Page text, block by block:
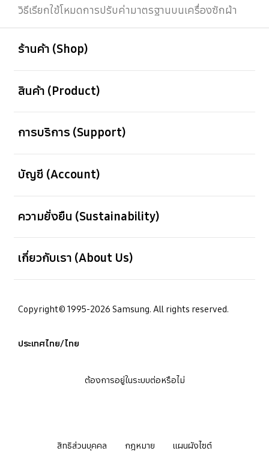
วิธีเรียกใช้โหมดการปรับค่ามาตรฐานบนเครื่องซักผ้า
ร้านค้า (Shop)
สินค้า (Product)
การบริการ (Support)
บัญชี (Account)
ความยั่งยืน (Sustainability)
เกี่ยวกับเรา (About Us)
Copyright© 1995-2026 Samsung. All rights reserved.
ประเทศไทย/ไทย
สิทธิส่วนบุคคล กฎหมาย แผนผังไซต์
ต้องการอยู่ในระบบต่อหรือไม่